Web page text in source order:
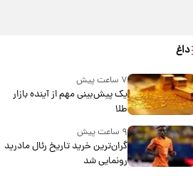
داغ
۷ ساعت پیش
یک پیش‌بینی مهم از آینده بازار
طلا
۹ ساعت پیش
گران‌ترین خرید تاریخ رئال مادرید
رونمایی شد